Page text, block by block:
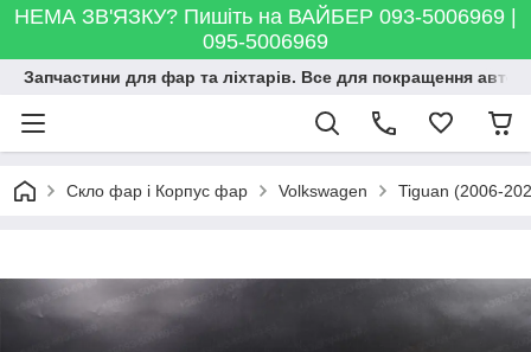
НЕМА ЗВ'ЯЗКУ? Пишіть на ВАЙБЕР 093-5006969 |
095-5006969
Запчастини для фар та ліхтарів. Все для покращення
Скло фар і Корпус фар Volkswagen Tiguan (2006-